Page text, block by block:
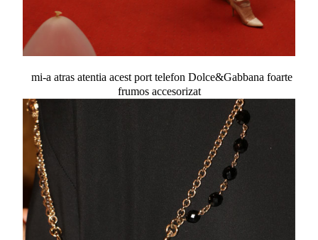
mi-a atras atentia acest port telefon Dolce&Gabbana foarte
frumos accesorizat